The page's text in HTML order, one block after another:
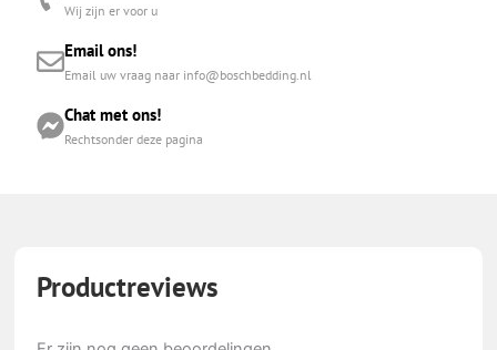
Wij zijn er voor u
Email ons!
Email uw vraag naar info@boschbedding.nl
Chat met ons!
Rechtsonder deze pagina
Productreviews